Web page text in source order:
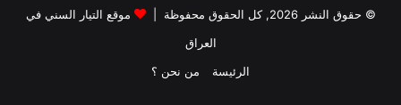
© حقوق النشر 2026, كل الحقوق محفوظة |
موقع التيار السني في
العراق
الرئيسة
من نحن ؟